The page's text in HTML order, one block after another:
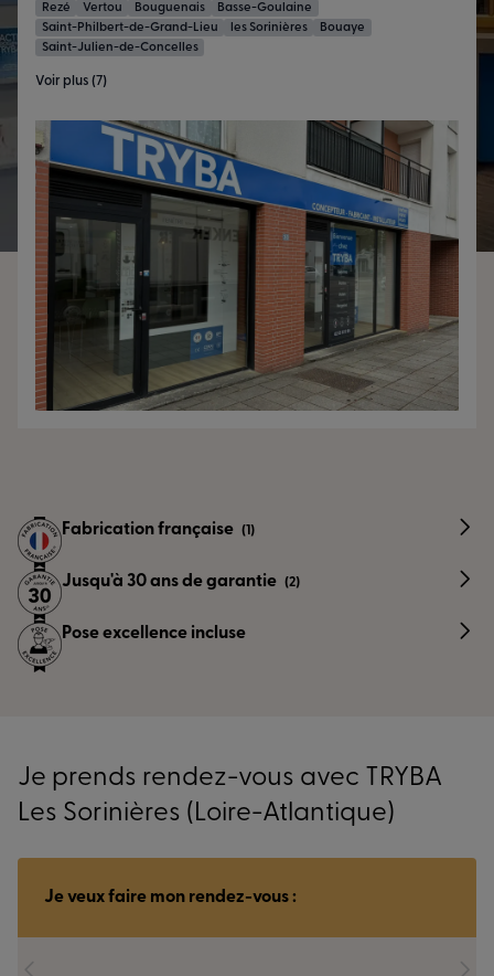
Rezé Vertou Bouguenais
Basse-Goulaine
Saint-Philbert-de-Grand-Lieu
les Sorinières
Bouaye
Saint-Julien-de-Concelles
Voir plus (7)
Fabrication française (1)
Jusqu'à 30 ans de garantie (2)
Pose excellence incluse
Je prends rendez-vous avec TRYBA
Les Sorinières (Loire-Atlantique)
Je veux faire mon rendez-vous :